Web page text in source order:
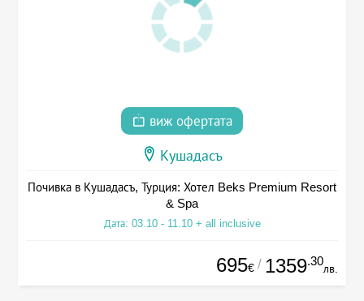
виж офертата
Кушадасъ
Почивка в Кушадасъ, Турция: Хотел Beks Premium Resort
& Spa
Дата: 03.10 - 11.10 + all inclusive
695€ / 1359.30
лв.